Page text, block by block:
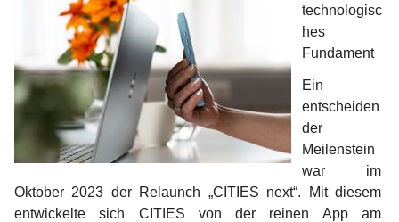
technologisc
hes
Fundament
Ein
entscheiden
der
Meilenstein
war im
Oktober 2023 der Relaunch „CITIES next“. Mit diesem
entwickelte sich CITIES von der reinen App am